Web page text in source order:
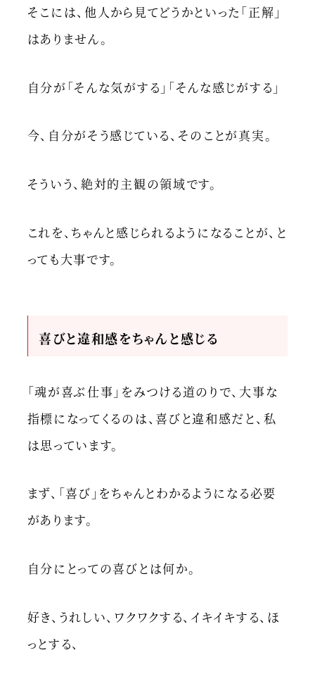
そこには、他人から見てどうかといった「正解」
はありません。
自分が「そんな気がする」「そんな感じがする」
今、自分がそう感じている、そのことが真実。
そういう、絶対的主観の領域です。
これを、ちゃんと感じられるようになることが、と
っても大事です。
喜びと違和感をちゃんと感じる
「魂が喜ぶ仕事」をみつける道のりで、大事な
指標になってくるのは、喜びと違和感だと、私
は思っています。
まず、「喜び」をちゃんとわかるようになる必要
があります。
自分にとっての喜びとは何か。
好き、うれしい、ワクワクする、イキイキする、ほ
っとする、